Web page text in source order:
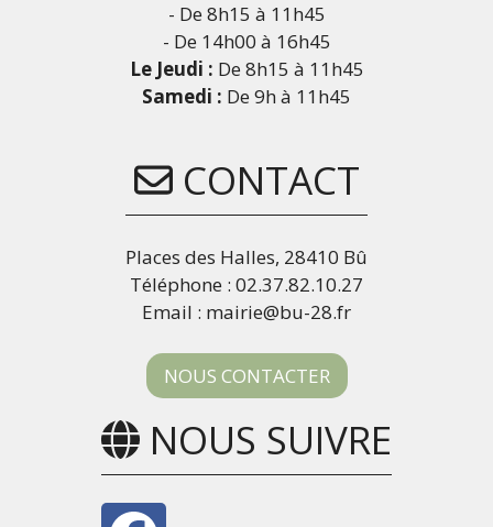
- De 8h15 à 11h45
- De 14h00 à 16h45
Le Jeudi : De 8h15 à 11h45
Samedi : De 9h à 11h45
CONTACT
Places des Halles, 28410 Bû
Téléphone : 02.37.82.10.27
Email : mairie@bu-28.fr
NOUS CONTACTER
NOUS SUIVRE